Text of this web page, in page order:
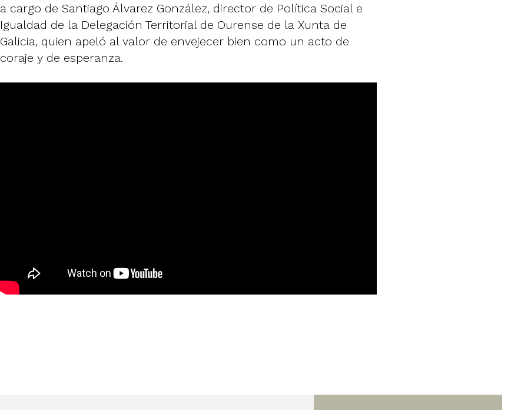
a cargo de Santiago Álvarez González, director de Política Social e
Igualdad de la Delegación Territorial de Ourense de la Xunta de
Galicia, quien apeló al valor de envejecer bien como un acto de
coraje y de esperanza.